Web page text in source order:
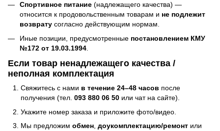
Спортивное питание (надлежащего качества) —
относится к продовольственным товарам и не подлежит
возврату согласно действующим нормам.
Иные позиции, предусмотренные постановлением КМУ
№172 от 19.03.1994
Если товар ненадлежащего качества /
неполная комплектация
Свяжитесь с нами в течение 24–48 часов после
получения (тел. 093 880 06 50 или чат на сайте).
Укажите номер заказа и приложите фото/видео.
Мы предложим обмен доукомплектацию/ремонт или